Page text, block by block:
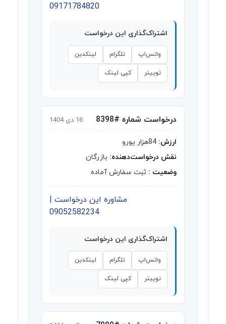
09171784820
اشتراک‌گذاری این درخواست
واتس‌اپ تلگرام لینکدین
توییتر کپی لینک
درخواست شماره #8398 16 دی 1404
ارزش:
نقش درخواست‌دهنده: بازرگان
وضعیت : ثبت سفارش آماده
مشاوره این درخواست |
09052582234
اشتراک‌گذاری این درخواست
واتس‌اپ تلگرام لینکدین
توییتر کپی لینک